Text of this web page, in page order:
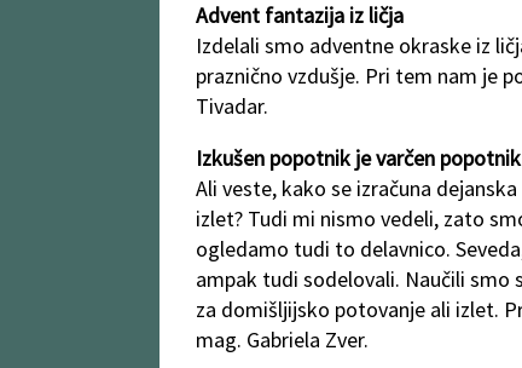
Advent fantazija iz ličja
Izdelali smo adventne okraske iz
praznično vzdušje. Pri tem nam je
Tivadar.
Izkušen popotnik je varčen popotnik
Ali veste, kako se izračuna
izlet? Tudi mi nismo vedeli, zato
ogledamo tudi to delavnico.
ampak tudi sodelovali. Naučili
za domišljijsko potovanje ali izlet.
mag. Gabriela Zver.